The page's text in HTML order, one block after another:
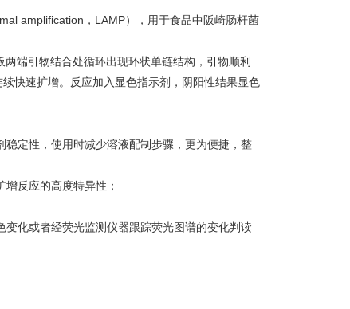
amplification，LAMP），用于食品中阪崎肠杆菌
端引物结合处循环出现环状单链结构，引物顺利
快速扩增。反应加入显色指示剂，阴阳性结果显色
定性，使用时减少溶液配制步骤，更为便捷，整
反应的高度特异性；
化或者经荧光监测仪器跟踪荧光图谱的变化判读